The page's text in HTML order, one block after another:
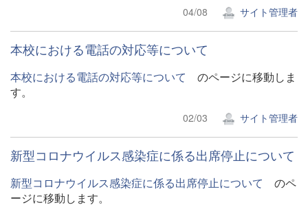
04/08 サイト管理者
本校における電話の対応等について
本校における電話の対応等について のページに移動しま
す。
02/03 サイト管理者
新型コロナウイルス感染症に係る出席停止について
新型コロナウイルス感染症に係る出席停止について のペ
ージに移動します。